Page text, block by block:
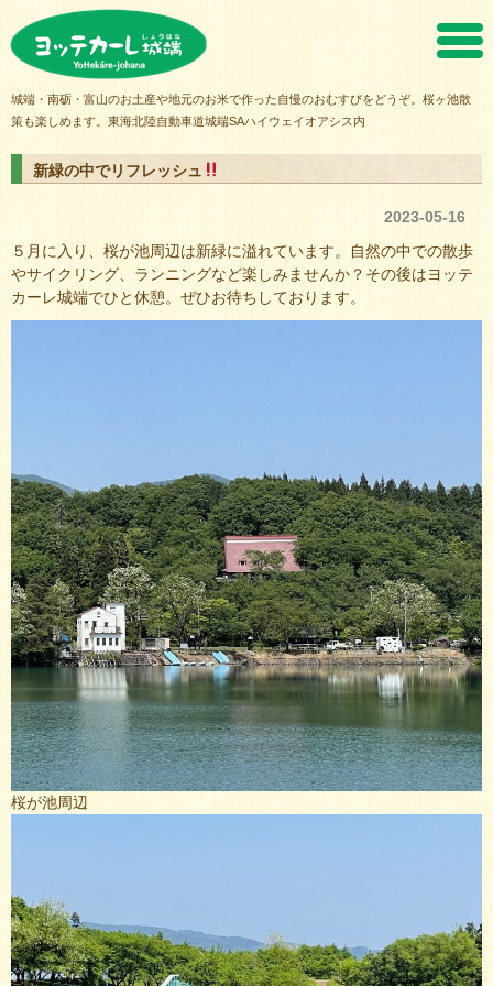
城端・南砺・富山のお土産や地元のお米で作った自慢のおむすびをどうぞ。桜ヶ池散
策も楽しめます。東海北陸自動車道城端SAハイウェイオアシス内
新緑の中でリフレッシュ
2023-05-16
５月に入り、桜が池周辺は新緑に溢れています。自然の中での散歩
やサイクリング、ランニングなど楽しみませんか？その後はヨッテ
カーレ城端でひと休憩。ぜひお待ちしております。
桜が池周辺